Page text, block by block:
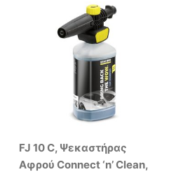
FJ 10 C, Ψεκαστήρας
Αφρού Connect ‘n’ Clean,